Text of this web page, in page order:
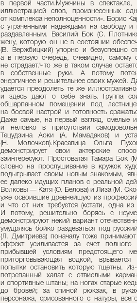
в первой части.Мужчины в
иллюстрацией слов, произнесенных
от комплекса неполноценности». Борис
с утраченными надеждами на свободу и
раздавленным. Василий Бок (С.
жену, которую он не в состоянии
(В. Вержбицкий) упорно и безуспешно
а в первую очередь, очевидно, самому
не страдает.Что же в таком случае
в собственные руки. А потому
энергичнее и решительнее своих мужей.
удается преодолеть те же
и здесь дают о себе знать. Группа
обшарпанном помещении под
на боевой настрой и готовность
Даже самые, на первый взгляд, смелые и
и неловко в присутствии
Тецудзина Аоки (А. Мамадаков) и
(Н. Молочков).Красавица Ольга
демонстрирует свои актерские
заинтересуют. Простоватая Тамара Бок
словно на прослушивание в кружок
подыгрывает своим новым знакомым,
ее далеко идущих планов с реальной
Волковы — Катя (О. Белова) и Лиза (М.
уже освоившие древнейшую из
и что от них требуется (кстати, одна из
И потому, решительно борясь с
демонстрируют некий вариант
умудряясь бойко раздеваться под
(Л. Дмитриева) поначалу тоже
эффект усиливается за счет полного
прибывшей условиям предстоящего
приторговывающая водкой,
попытки остановить которую тщетны.
потрепанный халат с отвислыми
и спортивные штаны; на ногах старые
до бровей; за спиной рюкзак, в
персонажа, срисованного с натуры,